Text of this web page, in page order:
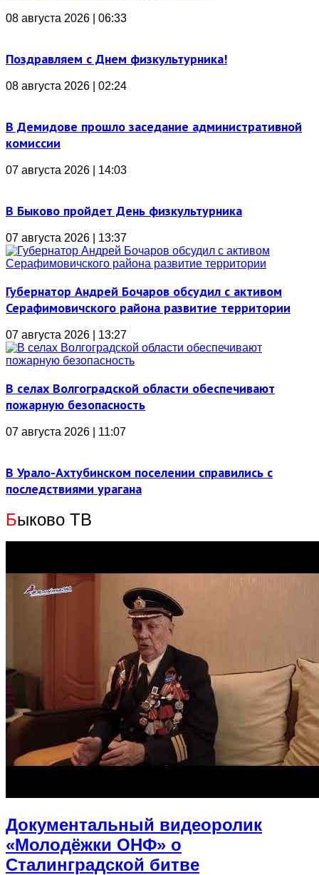
08 августа 2026 | 06:33
Поздравляем с Днем физкультурника!
08 августа 2026 | 02:24
В Демидове прошло заседание административной
комиссии
07 августа 2026 | 14:03
В Быково пройдет День физкультурника
07 августа 2026 | 13:37
Губернатор Андрей Бочаров обсудил с активом
Серафимовичского района развитие территории
07 августа 2026 | 13:27
В селах Волгоградской области обеспечивают
пожарную безопасность
07 августа 2026 | 11:07
В Урало-Ахтубинском поселении справились с
последствиями урагана
Быково ТВ
Документальный видеоролик
«Молодёжки ОНФ» о
Сталинградской битве